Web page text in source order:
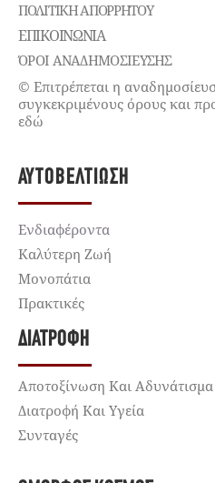
ΠΟΛΙΤΙΚΉ ΑΠΟΡΡΉΤΟΥ
ΕΠΙΚΟΙΝΩΝΊΑ
ΌΡΟΙ ΑΝΑΔΗΜΟΣΙΕΥΣΗΣ
© Επιτρέπεται η
συγκεκριμένους όρους και
εδώ
ΑΥΤΟΒΕΛΤΊΩΣΗ
Ενδιαφέροντα
Καλύτερη Ζωή
Μονοπάτια
Πρακτικές
ΔΙΑΤΡΟΦΉ
Αποτοξίνωση Και Αδυνάτισμα
Διατροφή Και Υγεία
Συνταγές